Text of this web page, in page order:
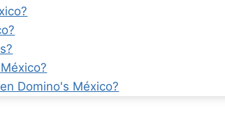
Domino's México?